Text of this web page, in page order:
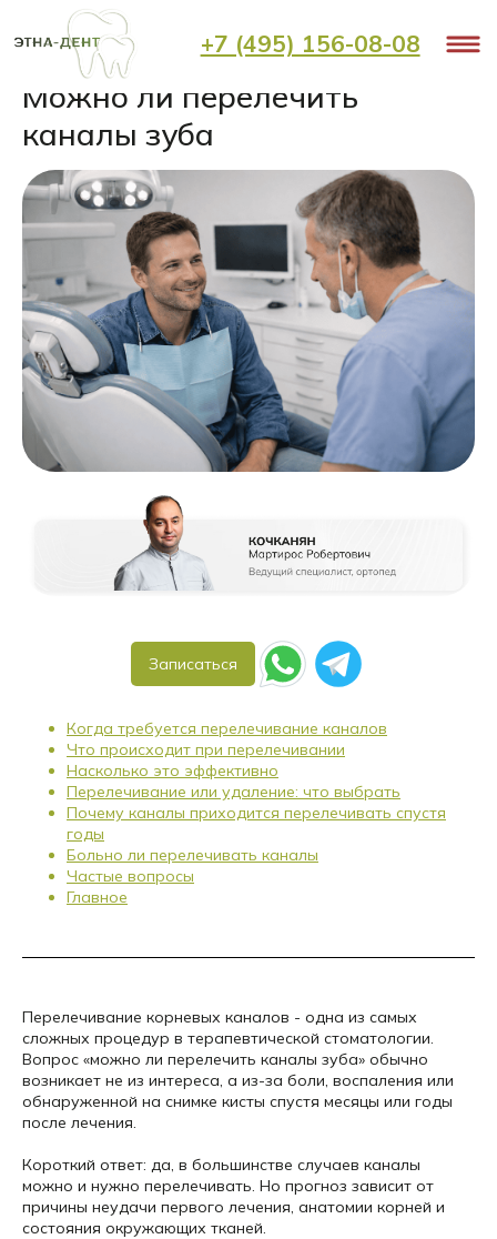
+7 (495) 156-08-08
Можно ли перелечить
каналы зуба
< Назад
Записаться
Когда требуется перелечивание каналов
Что происходит при перелечивании
Насколько это эффективно
Перелечивание или удаление: что выбрать
Почему каналы приходится перелечивать спустя
годы
Больно ли перелечивать каналы
Частые вопросы
Главное
Перелечивание корневых каналов - одна из самых
сложных процедур в терапевтической стоматологии.
Вопрос «можно ли перелечить каналы зуба» обычно
возникает не из интереса, а из-за боли, воспаления или
обнаруженной на снимке кисты спустя месяцы или годы
после лечения.
Короткий ответ: да, в большинстве случаев каналы
можно и нужно перелечивать. Но прогноз зависит от
причины неудачи первого лечения, анатомии корней и
состояния окружающих тканей.